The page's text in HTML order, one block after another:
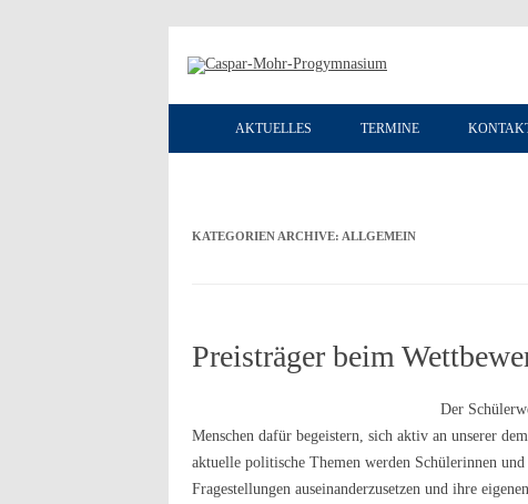
AKTUELLES TERMINE
KATEGORIEN ARCHIVE: ALLGEMEIN
Preisträger beim
Der
Menschen dafür begeistern, sich aktiv an unserer
aktuelle politische Themen werden Schülerinnen
Fragestellungen auseinanderzusetzen und ihre